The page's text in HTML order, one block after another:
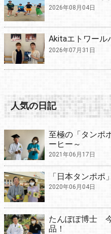
2026年08月04日
Akitaエトワール
2026年07月31日
人気の日記
至極の「タンポ
ーヒー～
2021年06月17日
「日本タンポポ
2020年06月04日
たんぽぽ博士
品！